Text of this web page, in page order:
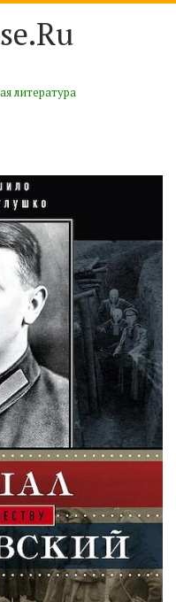
литература